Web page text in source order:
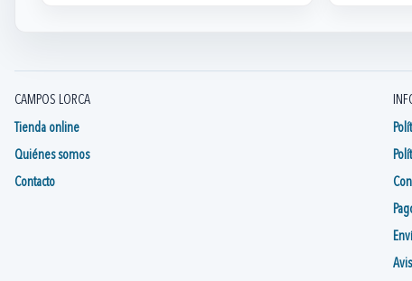
CAMPOS LORCA
Tienda online
Quiénes somos
Contacto